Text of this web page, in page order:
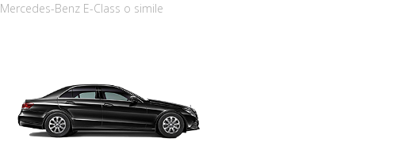
Mercedes-Benz E-Class o simile